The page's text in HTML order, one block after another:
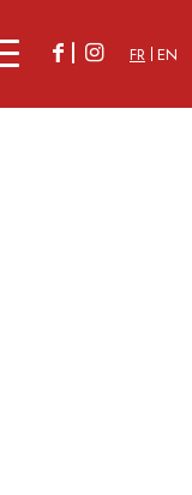
FR EN